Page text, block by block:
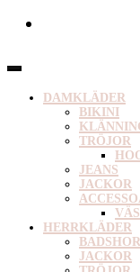
DAMKLÄDER
BIKINI
TRÖJOR
JEANS
JACKOR
HERRKLÄDER
JACKOR